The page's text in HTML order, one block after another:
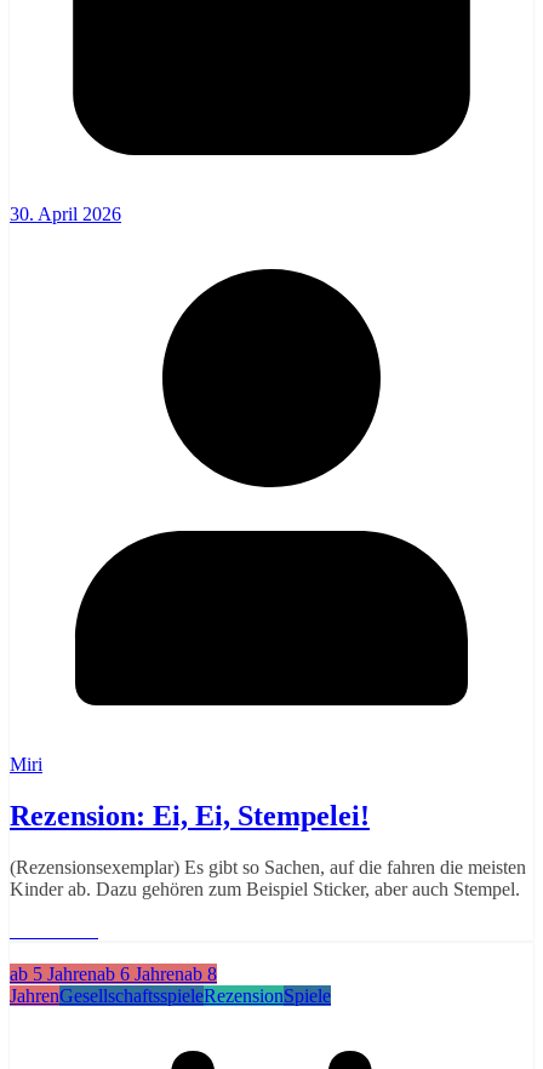
30. April 2026
Miri
Rezension: Ei, Ei, Stempelei!
(Rezensionsexemplar) Es gibt so Sachen, auf die fahren die meisten
Kinder ab. Dazu gehören zum Beispiel Sticker, aber auch Stempel.
ab 5 Jahrenab 6 Jahrenab 8
JahrenGesellschaftsspieleRezensionSpiele